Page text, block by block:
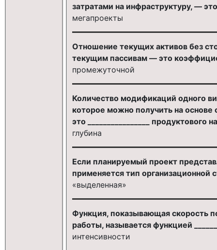
затратами на инфраструктуру, —
мегапроекты
Отношение текущих активов без
текущим пассивам — это
промежуточной
Количество модификаций одного
которое можно получить на
это ________________ продуктового
глубина
Если планируемый проект
применяется тип организационной
«выделенная»
Функция, показывающая скорость
работы, называется функцией
интенсивности